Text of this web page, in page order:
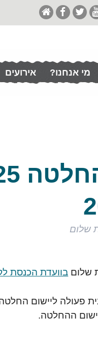
מי אנחנו? אירועים
שלום
בוועדת הכנסת
ההחלטה.